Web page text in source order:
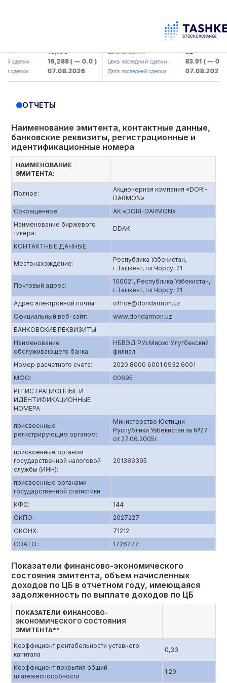
16,100
: 16,288( — 0.0 )
: 07.08.2026
KFSK (<Kafolat sug'urta
Цена закрытия : 82
Цена последний сделки : 83.91 ( — 0.0 )
Дата последней сделки : 07.08.2026
ОТЧЕТЫ
Наименование эмитента, контактные данные,
банковские реквизиты, регистрационные и
идентификационные номера
НАИМЕНОВАНИЕ
ЭМИТЕНТА:
Полное:
Акционерная компания «DORI-
DARMON»
Сокращенное:
АK «DORI-DARMON»
Наименование биржевого
тикера:
DDAK
КОНТАКТНЫЕ ДАННЫЕ
Местонахождение:
Республика Узбекистан,
г.Ташкент, пл.Чорсу, 21
Почтовый адрес:
100021, Республика Узбекистан,
г.Ташкент, пл.Чорсу, 21
Адрес электронной почты:
office@doridarmon.uz
Официальный веб-сайт:
www.doridarmon.uz
БАНКОВСКИЕ РЕКВИЗИТЫ
Наименование
обслуживающего банка:
НБВЭД РУз Мирзо Улугбекский
филиал
Номер расчетного счета:
2020 8000 6001 0932 6001
МФО:
00695
РЕГИСТРАЦИОННЫЕ И
ИДЕНТИФИКАЦИОННЫЕ
НОМЕРА
присвоенные
регистрирующим органом:
Министерство Юстиции
Руспублики Узбекистан за №27
от 27.06.2005г.
присвоенные органом
государственной налоговой
службы (ИНН):
201389395
присвоенные органами
государственной статистики
КФС:
144
ОКПО:
2027227
ОКОНХ:
71212
СОАТО:
1726277
Показатели финансово-экономического
состояния эмитента, объем начисленных
доходов по ЦБ в отчетном году, имеющаяся
задолженность по выплате доходов по ЦБ
ПОКАЗАТЕЛИ ФИНАНСОВО-
ЭКОНОМИЧЕСКОГО СОСТОЯНИЯ
ЭМИТЕНТА**
Коэффициент рентабельности уставного
капитала
0,33
Коэффициент покрытия общий
платежеспособности
1,29